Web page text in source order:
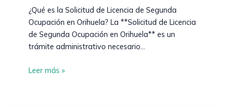
¿Qué es la Solicitud de Licencia de Segunda
Ocupación en Orihuela? La **Solicitud de Licencia
de Segunda Ocupación en Orihuela** es un
trámite administrativo necesario…
Leer más »